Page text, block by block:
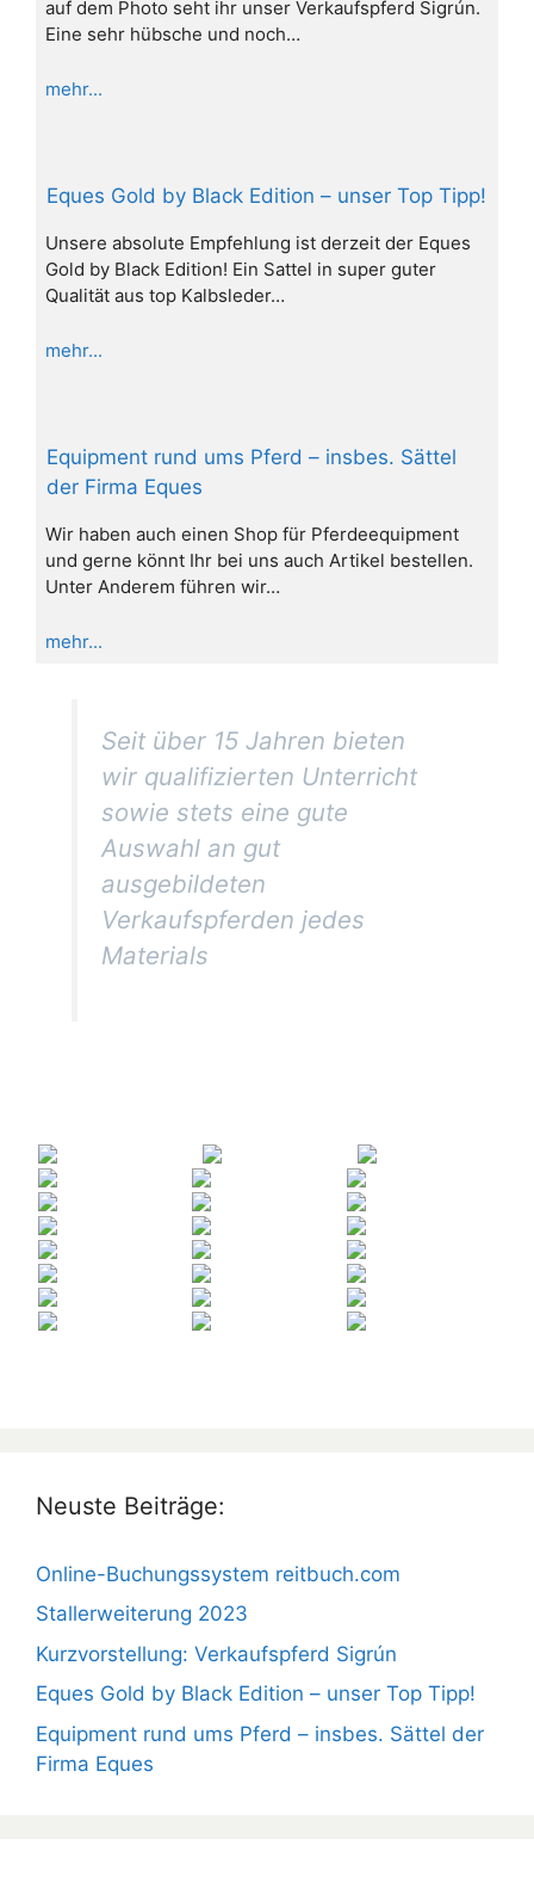
auf dem Photo seht ihr unser Verkaufspferd Sigrún.
Eine sehr hübsche und noch…
mehr...
Eques Gold by Black Edition – unser Top Tipp!
Unsere absolute Empfehlung ist derzeit der Eques
Gold by Black Edition! Ein Sattel in super guter
Qualität aus top Kalbsleder…
mehr...
Equipment rund ums Pferd – insbes. Sättel
der Firma Eques
Wir haben auch einen Shop für Pferdeequipment
und gerne könnt Ihr bei uns auch Artikel bestellen.
Unter Anderem führen wir…
mehr...
Seit über 15 Jahren bieten
wir qualifizierten Unterricht
sowie stets eine gute
Auswahl an gut
ausgebildeten
Verkaufspferden jedes
Materials
Neuste Beiträge:
Online-Buchungssystem reitbuch.com
Stallerweiterung 2023
Kurzvorstellung: Verkaufspferd Sigrún
Eques Gold by Black Edition – unser Top Tipp!
Equipment rund ums Pferd – insbes. Sättel der
Firma Eques